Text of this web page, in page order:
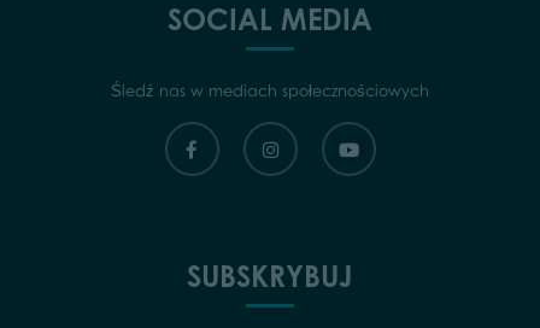
SOCIAL MEDIA
Śledź nas w mediach społecznościowych
SUBSKRYBUJ